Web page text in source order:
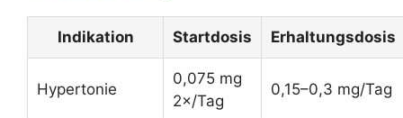
Indikation Startdosis Erhaltungsdosis
Hypertonie
0,075 mg
2×/Tag
0,15–0,3 mg/Tag